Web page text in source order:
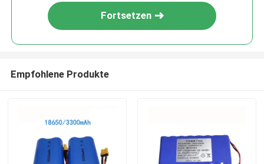
Fortsetzen
Empfohlene Produkte